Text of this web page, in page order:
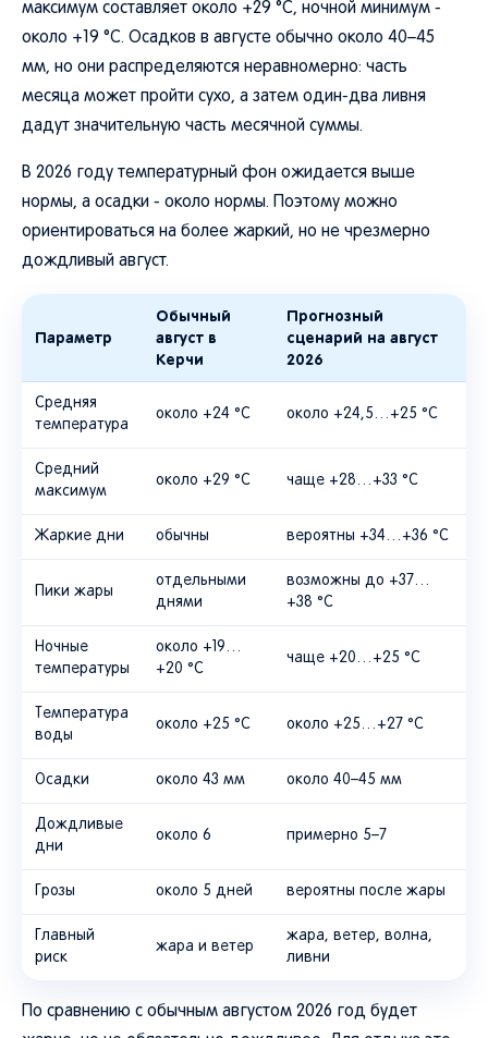
максимум составляет около +29 °C, ночной минимум -
около +19 °C. Осадков в августе обычно около 40–45
мм, но они распределяются неравномерно: часть
месяца может пройти сухо, а затем один-два ливня
дадут значительную часть месячной суммы.
В 2026 году температурный фон ожидается выше
нормы, а осадки - около нормы. Поэтому можно
ориентироваться на более жаркий, но не чрезмерно
дождливый август.
Параметр
Обычный
август в
Керчи
Прогнозный
сценарий на август
2026
Средняя
температура
около +24 °C около +24,5…+25 °C
Средний
максимум
около +29 °C чаще +28…+33 °C
Жаркие дни обычны вероятны +34…+36 °C
Пики жары
отдельными
днями
возможны до +37…
+38 °C
Ночные
температуры
около +19…
+20 °C
чаще +20…+25 °C
Температура
воды
около +25 °C около +25…+27 °C
Осадки около 43 мм около 40–45 мм
Дождливые
дни
около 6 примерно 5–7
Грозы около 5 дней вероятны после жары
Главный
риск
жара и ветер
жара, ветер, волна,
ливни
По сравнению с обычным августом 2026 год будет